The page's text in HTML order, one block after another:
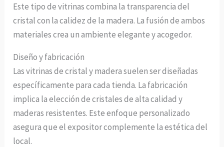
Este tipo de vitrinas combina la transparencia del
cristal con la calidez de la madera. La fusión de ambos
materiales crea un ambiente elegante y acogedor.
Diseño y fabricación
Las vitrinas de cristal y madera suelen ser diseñadas
específicamente para cada tienda. La fabricación
implica la elección de cristales de alta calidad y
maderas resistentes. Este enfoque personalizado
asegura que el expositor complemente la estética del
local.